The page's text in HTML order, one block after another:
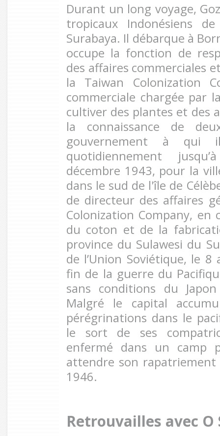
Durant un long voyage,
tropicaux Indonésiens
Surabaya. Il débarque à
occupe la fonction de
des affaires commerciales
la Taiwan Colonization
commerciale chargée par
cultiver des plantes et des
la connaissance de
gouvernement à qui il
quotidiennement
décembre 1943, pour la
dans le sud de l'île de
de directeur des affaires
Colonization Company, en
du coton et de la
province du Sulawesi du
de l’Union Soviétique, le
fin de la guerre du
sans conditions du
Malgré le capital
pérégrinations dans le
le sort de ses
enfermé dans un camp
attendre son rapatriement
1946.
Retrouvailles avec O